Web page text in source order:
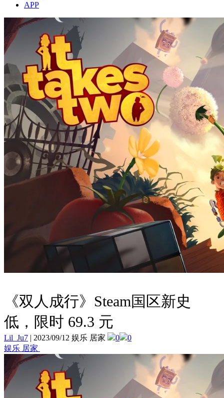
APP
《双人成行》Steam国区新史
低，限时 69.3 元
Lil_Ju7 | 2023/09/12 娱乐 居家 0
0
娱乐 居家